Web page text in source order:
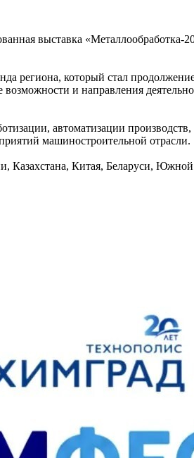
выставка
региона, который стал
и направления
автоматизации
машиностроительной отрасли.
Казахстана, Китая, Беларуси,